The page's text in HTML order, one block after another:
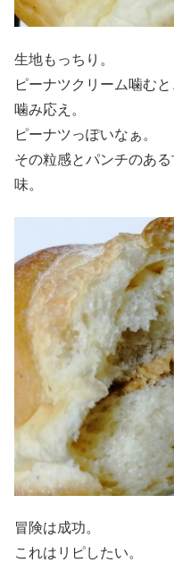
生地もっちり。
ピーナツクリーム噛む
噛み応え。
ピーナツっぽいなぁ。
その粒感とパンチのあ
味。
冒険は成功。
これはリピしたい。